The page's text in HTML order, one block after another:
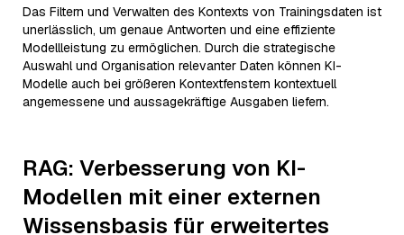
Das Filtern und Verwalten des Kontexts von Trainingsdaten ist
unerlässlich, um genaue Antworten und eine effiziente
Modellleistung zu ermöglichen. Durch die strategische
Auswahl und Organisation relevanter Daten können KI-
Modelle auch bei größeren Kontextfenstern kontextuell
angemessene und aussagekräftige Ausgaben liefern.
RAG: Verbesserung von KI-
Modellen mit einer externen
Wissensbasis für erweitertes